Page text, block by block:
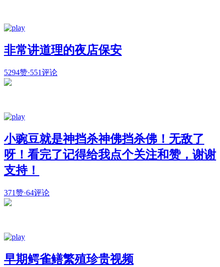
非常讲道理的夜店保安
5294赞·551评论
小豌豆就是神挡杀神佛挡杀佛！无敌了
呀！看完了记得给我点个关注和赞，谢谢
支持！
371赞·64评论
早期鳄雀鳝繁殖珍贵视频